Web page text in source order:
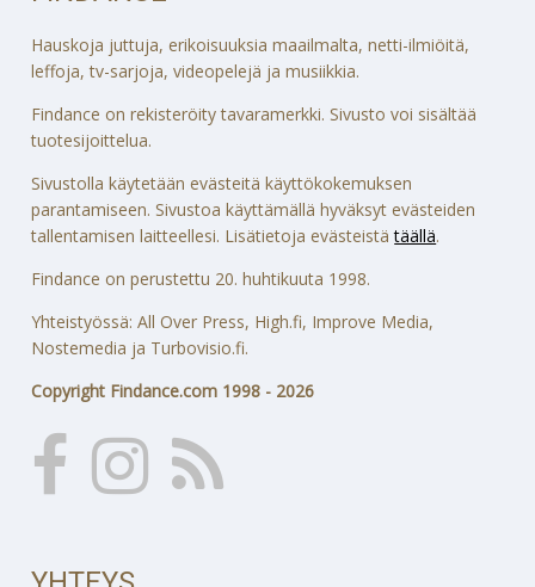
Hauskoja juttuja, erikoisuuksia maailmalta, netti-ilmiöitä,
leffoja, tv-sarjoja, videopelejä ja musiikkia.
Findance on rekisteröity tavaramerkki. Sivusto voi sisältää
tuotesijoittelua.
Sivustolla käytetään evästeitä käyttökokemuksen
parantamiseen. Sivustoa käyttämällä hyväksyt evästeiden
tallentamisen laitteellesi. Lisätietoja evästeistätäällä.
Findance on perustettu 20. huhtikuuta 1998.
Yhteistyössä: All Over Press, High.fi, Improve Media,
Nostemedia ja Turbovisio.fi.
Copyright Findance.com 1998 - 2026